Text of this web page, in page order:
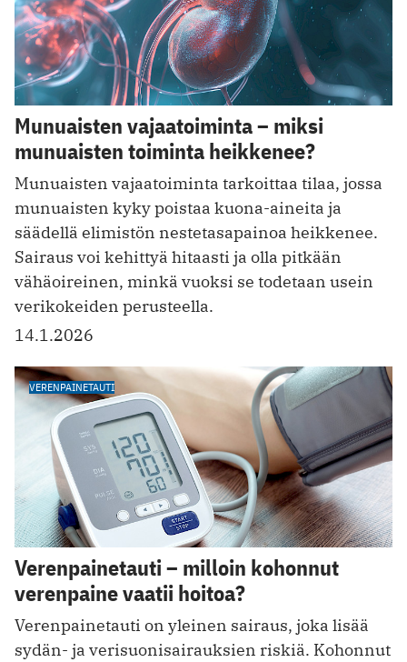
Munuaisten vajaatoiminta – miksi
munuaisten toiminta heikkenee?
Munuaisten vajaatoiminta tarkoittaa tilaa, jossa
munuaisten kyky poistaa kuona-aineita ja
säädellä elimistön nestetasapainoa heikkenee.
Sairaus voi kehittyä hitaasti ja olla pitkään
vähäoireinen, minkä vuoksi se todetaan usein
verikokeiden perusteella.
14.1.2026
VERENPAINETAUTI
Verenpainetauti – milloin kohonnut
verenpaine vaatii hoitoa?
Verenpainetauti on yleinen sairaus, joka lisää
sydän- ja verisuonisairauksien riskiä. Kohonnut